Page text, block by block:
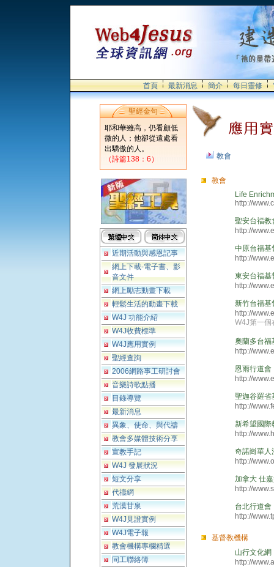
首頁 最新消息 簡介 每日靈修
聖經金句
耶和華雖高，仍看顧低
微的人；他卻從遠處看
出驕傲的人。
（詩篇138：6）
近期活動與感恩記事
網上下載-電子書、影
音文件
網上勵志動畫下載
輕鬆生活的動畫下載
W4J 功能介紹
W4J收費標準
W4J應用實例
聖經查詢
2006網路事工研討會
音樂詩歌點播
目錄導覽
最新消息
異象、使命、與代禱
教會多媒體技術分享
宣教手記
W4J 發展狀況
短文分享
代禱網
荒漠甘泉
W4J見證實例
W4J電子報
教會機構專欄精選
同工聯絡簿
教會
教會
Life
http://
聖安台福教
http://
中原台福基
http://
東安台福基
http://
新竹台福基
http://
W4J第一個
奧蘭多台福
http://
恩雨行道會
http://
聖迦谷羅省
http://
新希望國際
http://
奇諾崗華人
http://
加拿大 仕
http://
台北行道會
http://
基督教機構
山行文化網
http://